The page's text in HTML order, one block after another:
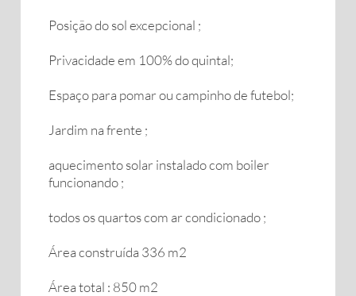
Posição do sol excepcional ;
Privacidade em 100% do quintal;
Espaço para pomar ou campinho de futebol;
Jardim na frente ;
aquecimento solar instalado com boiler
funcionando ;
todos os quartos com ar condicionado ;
Área construída 336 m2
Área total : 850 m2